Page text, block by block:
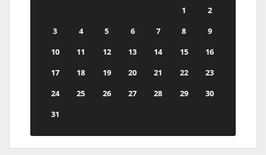
1
2
3
4 5 6 7 8
9
10
11 12 13 14 15
16
17
18 19 20 21 22
23
24
25 26 27 28 29
30
31